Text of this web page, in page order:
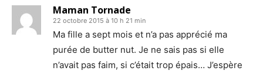
Maman Tornade
22 octobre 2015 à 10 h 21 min
Ma fille a sept mois et n’a pas apprécié ma
purée de butter nut. Je ne sais pas si elle
n’avait pas faim, si c’était trop épais… J’espère